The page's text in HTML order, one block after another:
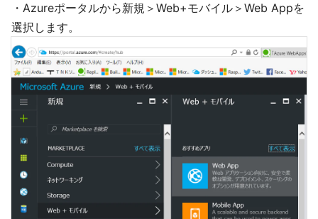
・Azureポータルから新規＞Web+モバイル＞Web Appを
選択します。